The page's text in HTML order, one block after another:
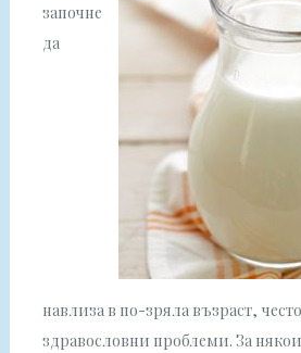
започне
да
навлиза в по-зряла възраст,
здравословни проблеми. За